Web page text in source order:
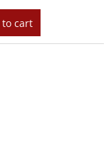
cart